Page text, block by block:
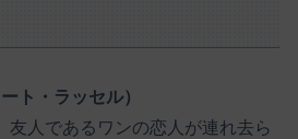
ト・ラッセル）
友人であるワンの恋人が連れ去ら